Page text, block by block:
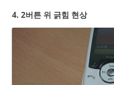
4. 2버튼 위 긁힘 현상